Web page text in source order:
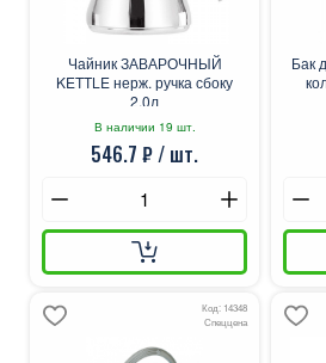
Чайник ЗАВАРОЧНЫЙ
KETTLE нерж. ручка сбоку
2.0л
В наличии 19 шт.
546.7 ₽ / шт.
Бак
Код: 14348
Спеццена